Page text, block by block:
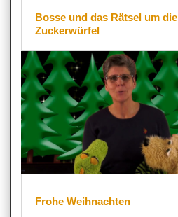
Bosse und das Rätsel um die
Zuckerwürfel
Frohe Weihnachten